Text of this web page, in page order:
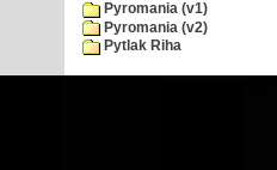
Pyromania (v1)
Pyromania (v2)
Pytlak Riha